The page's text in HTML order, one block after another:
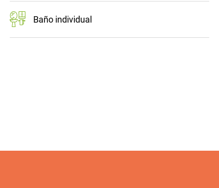
Baño individual